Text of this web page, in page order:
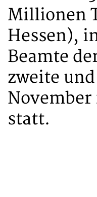
Millionen
Hessen),
Beamte
zweite
November
statt.